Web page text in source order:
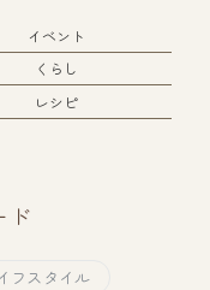
イベント
くらし
レシピ
ド
フスタイル